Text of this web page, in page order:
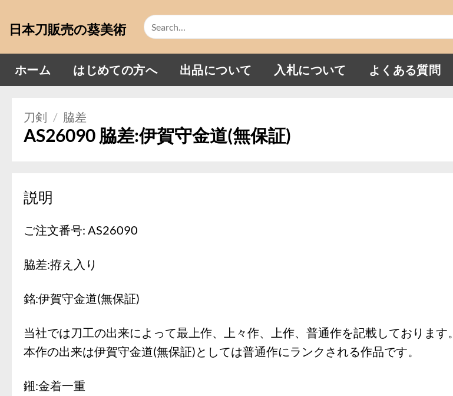
日本刀販売の葵美術
Search
for:
ホーム はじめての方へ 出品について 入札について よくある質問
刀剣 / 脇差
AS26090 脇差:伊賀守金道(無保証)
説明
ご注文番号: AS26090
脇差:拵え入り
銘:伊賀守金道(無保証)
当社では刀工の出来によって最上作、上々作、上作、普通作を記載しております。
本作の出来は伊賀守金道(無保証)としては普通作にランクされる作品です。
鎺:金着一重